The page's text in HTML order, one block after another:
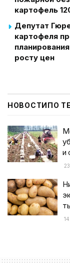
картофель
Депутат
картофеля
росту цен
НОВОСТИПО
и